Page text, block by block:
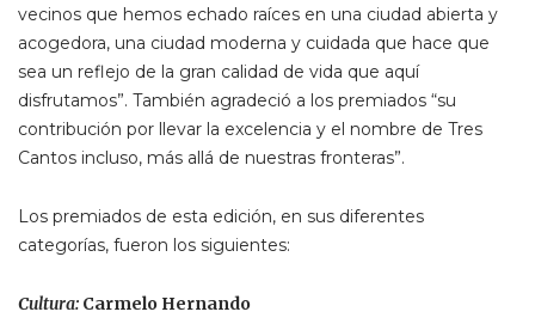
vecinos que hemos echado raíces en una ciudad abierta y
acogedora, una ciudad moderna y cuidada que hace que
sea un reflejo de la gran calidad de vida que aquí
disfrutamos”. También agradeció a los premiados “su
contribución por llevar la excelencia y el nombre de Tres
Cantos incluso, más allá de nuestras fronteras”.
Los premiados de esta edición, en sus diferentes
categorías, fueron los siguientes:
Cultura: Carmelo Hernando